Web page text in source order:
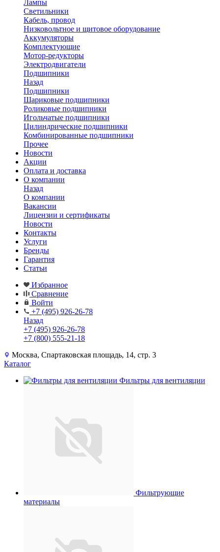
Лампы
Светильники
Кабель, провод
Низковольтное и щитовое оборудование
Аккумуляторы
Комплектующие
Мотор-редукторы
Электродвигатели
Подшипники
Назад
Подшипники
Шариковые подшипники
Роликовые подшипники
Игольчатые подшипники
Цилиндрические подшипники
Комбинированные подшипники
Прочее
Новости
Акции
Оплата и доставка
О компании
Назад
О компании
Вакансии
Лицензии и сертификаты
Новости
Контакты
Услуги
Бренды
Гарантия
Статьи
Избранное
Сравнение
Войти
+7 (495) 926-26-78
Назад
+7 (495) 926-26-78
+7 (800) 555-21-18
Москва, Спартаковская площадь, 14, стр. 3
Каталог
Фильтры для вентиляции
Фильтрующие
материалы